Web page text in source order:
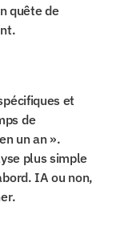
quête de
et
de
un an ».
plus simple
IA ou non,